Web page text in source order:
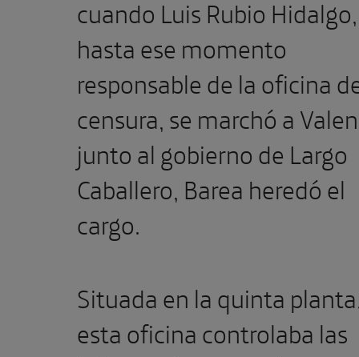
cuando Luis Rubio
hasta ese momento
responsable de la oficina
censura, se marchó a
junto al gobierno de Largo
Caballero, Barea heredó el
cargo.
Situada en la quinta
esta oficina controlaba las